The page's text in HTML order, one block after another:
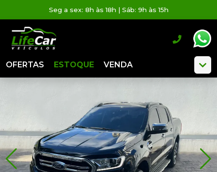
Seg a sex: 8h às 18h | Sáb: 9h às 15h
OFERTAS ESTOQUE VENDA